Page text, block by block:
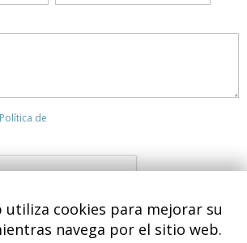
utiliza cookies para mejorar su
navega por el sitio web.
Política de